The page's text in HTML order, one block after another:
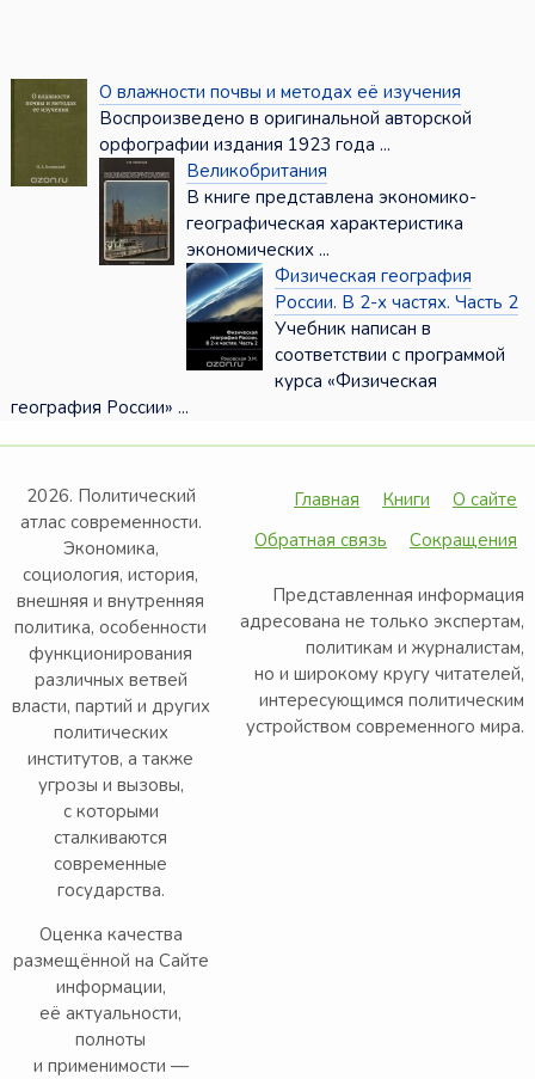
О влажности почвы и методах её изучения
Воспроизведено в оригинальной авторской
орфографии издания 1923 года ...
Великобритания
В книге представлена экономико-
географическая характеристика
экономических ...
Физическая география
России. В 2-х частях. Часть 2
Учебник написан в
соответствии с программой
курса «Физическая
география России» ...
2026. Политический
атлас современности.
Экономика,
социология, история,
внешняя и внутренняя
политика, особенности
функционирования
различных ветвей
власти, партий и других
политических
институтов, а также
угрозы и вызовы,
с которыми
сталкиваются
современные
государства.
Оценка качества
размещённой на Сайте
информации,
её актуальности,
полноты
и применимости —
Главная Книги
О сайте
Обратная связь
Сокращения
Представленная информация
адресована не только экспертам,
политикам и журналистам,
но и широкому кругу читателей,
интересующимся политическим
устройством современного мира.